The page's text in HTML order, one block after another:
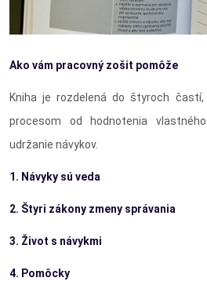
Ako vám pracovný zošit pomôže
Kniha je rozdelená do štyroch
procesom od hodnotenia
udržanie návykov.
1. Návyky sú veda
2. Štyri zákony zmeny správania
3. Život s návykmi
4. Pomôcky